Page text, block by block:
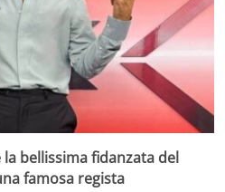
bellissima fidanzata del
famosa regista